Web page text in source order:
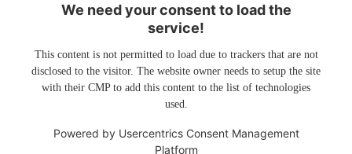
We need your consent to load the
service!
This content is not permitted to load due to trackers that are not
disclosed to the visitor. The website owner needs to setup the site
with their CMP to add this content to the list of technologies
used.
Powered by Usercentrics Consent Management
Platform